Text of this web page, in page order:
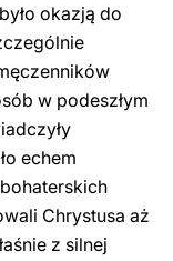
okazją do
w podeszłym
echem
Chrystusa aż
z silnej